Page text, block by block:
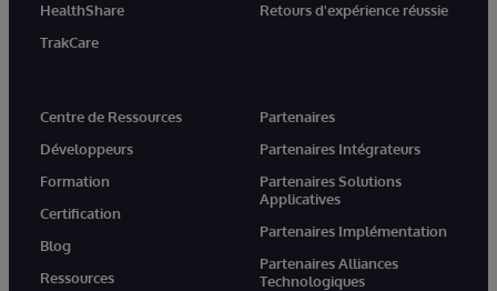
HealthShare
TrakCare
Retours d'expérience réussie
Centre de Ressources
Développeurs
Formation
Certification
Blog
Ressources
Partenaires
Partenaires Intégrateurs
Partenaires Solutions
Applicatives
Partenaires Implémentation
Partenaires Alliances
Technologiques